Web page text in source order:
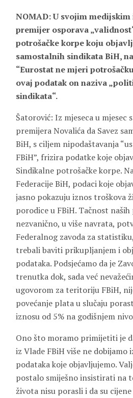
NOMAD: U svojim
premijer osporava
potrošačke korpe koju
samostalnih sindikata BiH,
“Eurostat ne mjeri
ovaj podatak on naziva
sindikata“.
Šatorović: Iz mjeseca u mjesec
premijera Novalića da Savez
BiH, s ciljem nipodaštavanja
FBiH”, frizira podatke koje
Sindikalne potrošačke korpe.
Federacije BiH, podaci koje
jasno pokazuju iznos troškova
porodice u FBiH. Tačnost naših
nezvanično, u više navrata,
Federalnog zavoda za
trebali baviti prikupljanjem i
podataka. Podsjećamo da je
trenutka dok, sada već
ugovorom za teritoriju FBiH,
povećanje plata u slučaju
iznosu od 5% na godišnjem
Ono što moramo primijetiti je
iz Vlade FBiH više ne dobijamo
podataka koje objavljujemo.
postalo smiješno insistirati na
života nisu porasli i da su